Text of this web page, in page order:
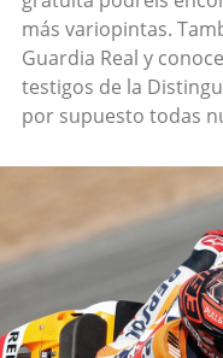
más variopintas.
Guardia Real y
testigos de la
por supuesto todas